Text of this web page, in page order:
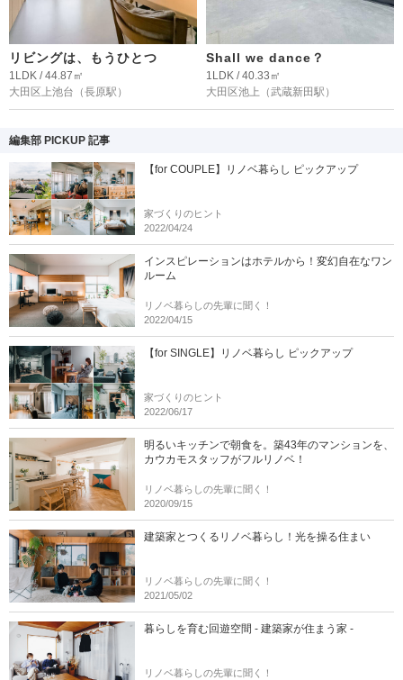
リビングは、もうひとつ
1LDK / 44.87㎡
大田区上池台 （長原駅）
Shall we dance？
1LDK / 40.33㎡
大田区池上 （武蔵新田駅）
編集部 PICKUP 記事
【for COUPLE】リノベ暮らし ピックアップ
家づくりのヒント
2022/04/24
インスピレーションはホテルから！変幻自在なワン
ルーム
リノベ暮らしの先輩に聞く！
2022/04/15
【for SINGLE】リノベ暮らし ピックアップ
家づくりのヒント
2022/06/17
明るいキッチンで朝食を。築43年のマンションを、
カウカモスタッフがフルリノベ！
リノベ暮らしの先輩に聞く！
2020/09/15
建築家とつくるリノベ暮らし！光を操る住まい
リノベ暮らしの先輩に聞く！
2021/05/02
暮らしを育む回遊空間 - 建築家が住まう家 -
リノベ暮らしの先輩に聞く！